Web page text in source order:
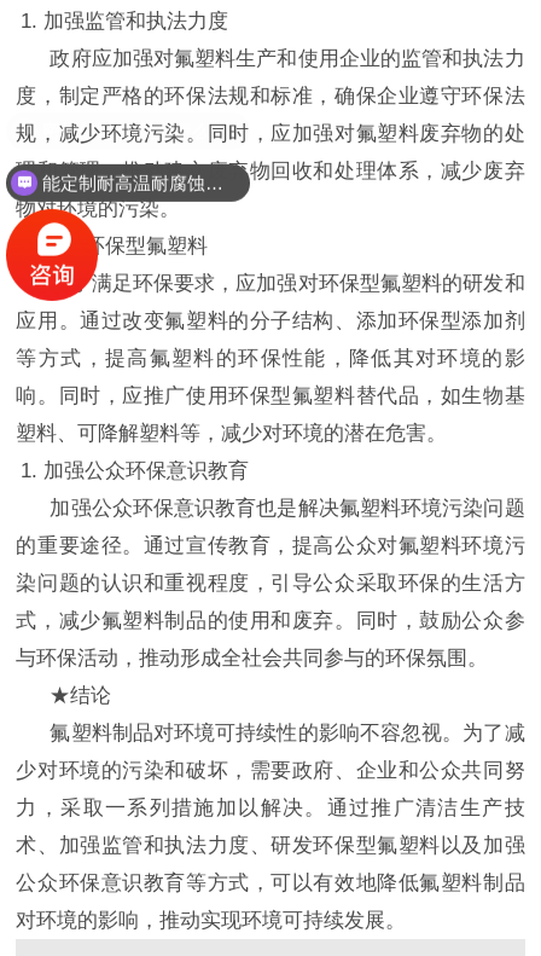
1. 加强监管和执法力度
政府应加强对氟塑料生产和使用企业的监管和执法力
度，制定严格的环保法规和标准，确保企业遵守环保法
规，减少环境污染。同时，应加强对氟塑料废弃物的处
理和管理，推动建立废弃物回收和处理体系，减少废弃
物对环境的污染。
1. 研发环保型氟塑料
为了满足环保要求，应加强对环保型氟塑料的研发和
应用。通过改变氟塑料的分子结构、添加环保型添加剂
等方式，提高氟塑料的环保性能，降低其对环境的影
响。同时，应推广使用环保型氟塑料替代品，如生物基
塑料、可降解塑料等，减少对环境的潜在危害。
1. 加强公众环保意识教育
加强公众环保意识教育也是解决氟塑料环境污染问题
的重要途径。通过宣传教育，提高公众对氟塑料环境污
染问题的认识和重视程度，引导公众采取环保的生活方
式，减少氟塑料制品的使用和废弃。同时，鼓励公众参
与环保活动，推动形成全社会共同参与的环保氛围。
★结论
氟塑料制品对环境可持续性的影响不容忽视。为了减
少对环境的污染和破坏，需要政府、企业和公众共同努
力，采取一系列措施加以解决。通过推广清洁生产技
术、加强监管和执法力度、研发环保型氟塑料以及加强
公众环保意识教育等方式，可以有效地降低氟塑料制品
对环境的影响，推动实现环境可持续发展。